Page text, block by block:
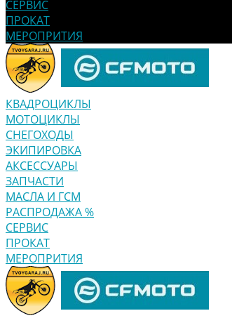
СЕРВИС
ПРОКАТ
МЕРОПРИТИЯ
КВАДРОЦИКЛЫ
МОТОЦИКЛЫ
СНЕГОХОДЫ
ЭКИПИРОВКА
АКСЕССУАРЫ
ЗАПЧАСТИ
МАСЛА И ГСМ
РАСПРОДАЖА %
СЕРВИС
ПРОКАТ
МЕРОПРИТИЯ